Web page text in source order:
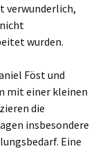
verwunderlich,
wurden.
Föst und
mit einer kleinen
die
insbesondere
Eine